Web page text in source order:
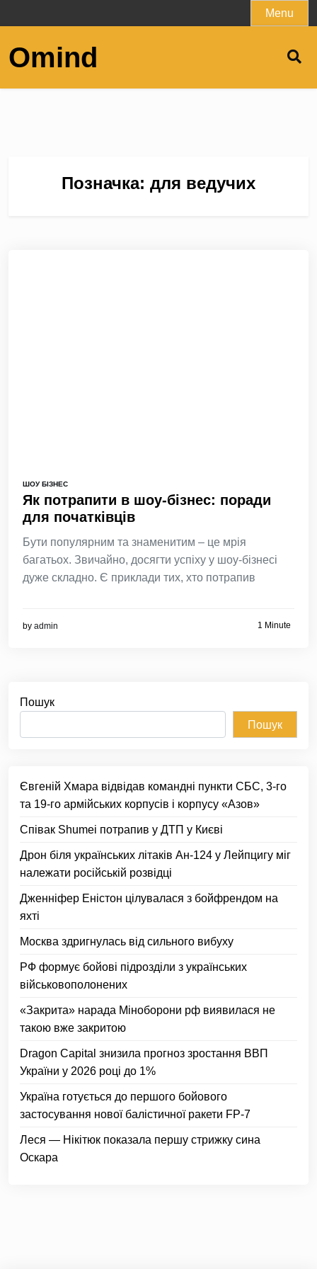
to
Menu
Omind
Позначка: для ведучих
ШОУ БІЗНЕС
Як потрапити в шоу-бізнес: поради
для початківців
Бути популярним та знаменитим – це мрія
багатьох. Звичайно, досягти успіху у шоу-бізнесі
дуже складно. Є приклади тих, хто потрапив
by admin 1 Minute
Пошук
Пошук
Євгеній Хмара відвідав командні пункти СБС, 3-го
та 19-го армійських корпусів і корпусу «Азов»
Співак Shumei потрапив у ДТП у Києві
Дрон біля українських літаків Ан-124 у Лейпцигу міг
належати російській розвідці
Дженніфер Еністон цілувалася з бойфрендом на
яхті
Москва здригнулась від сильного вибуху
РФ формує бойові підрозділи з українських
військовополонених
«Закрита» нарада Міноборони рф виявилася не
такою вже закритою
Dragon Capital знизила прогноз зростання ВВП
України у 2026 році до 1%
Україна готується до першого бойового
застосування нової балістичної ракети FP-7
Леся — Нікітюк показала першу стрижку сина
Оскара